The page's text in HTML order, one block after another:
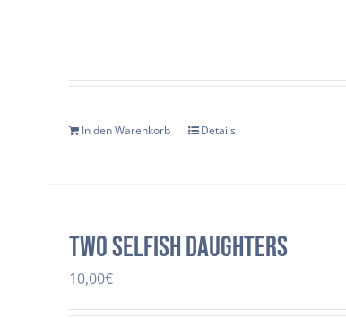
In den Warenkorb Details
two selfish daughters
10,00€